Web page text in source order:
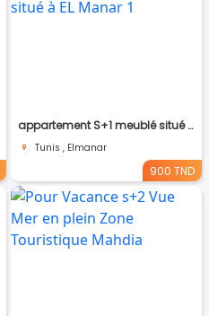
appartement S+1 meublé situé à EL Manar 1
Tunis , Elmanar
900 TND